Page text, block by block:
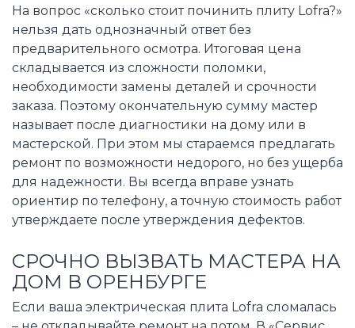
На вопрос «сколько стоит починить плиту Lofra?»
нельзя дать однозначный ответ без
предварительного осмотра. Итоговая цена
складывается из сложности поломки,
необходимости замены деталей и срочности
заказа. Поэтому окончательную сумму мастер
называет после диагностики на дому или в
мастерской. При этом мы стараемся предлагать
ремонт по возможности недорого, но без ущерба
для надежности. Вы всегда вправе узнать
ориентир по телефону, а точную стоимость работ
утверждаете после утверждения дефектов.
СРОЧНО ВЫЗВАТЬ МАСТЕРА НА
ДОМ В ОРЕНБУРГЕ
Если ваша электрическая плита Lofra сломалась